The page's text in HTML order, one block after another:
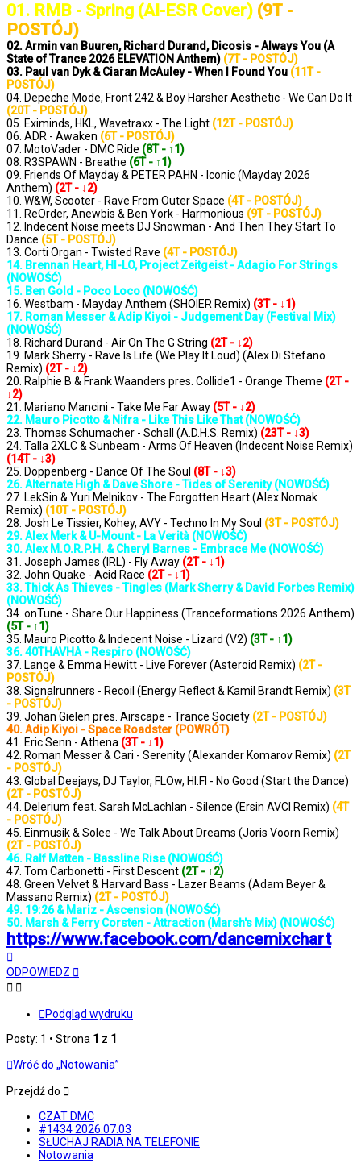
01. RMB - Spring (AI-ESR Cover) (9T -
POSTÓJ)
02. Armin van Buuren, Richard Durand, Dicosis - Always You (A
State of Trance 2026 ELEVATION Anthem) (7T - POSTÓJ)
03. Paul van Dyk & Ciaran McAuley - When I Found You (11T -
POSTÓJ)
04. Depeche Mode, Front 242 & Boy Harsher Aesthetic - We Can Do It
(20T - POSTÓJ)
05. Eximinds, HKL, Wavetraxx - The Light (12T - POSTÓJ)
06. ADR - Awaken (6T - POSTÓJ)
07. MotoVader - DMC Ride (8T - ↑1)
08. R3SPAWN - Breathe (6T - ↑1)
09. Friends Of Mayday & PETER PAHN - Iconic (Mayday 2026
Anthem) (2T - ↓2)
10. W&W, Scooter - Rave From Outer Space (4T - POSTÓJ)
11. ReOrder, Anewbis & Ben York - Harmonious (9T - POSTÓJ)
12. Indecent Noise meets DJ Snowman - And Then They Start To
Dance (5T - POSTÓJ)
13. Corti Organ - Twisted Rave (4T - POSTÓJ)
14. Brennan Heart, HI-LO, Project Zeitgeist - Adagio For Strings
(NOWOŚĆ)
15. Ben Gold - Poco Loco (NOWOŚĆ)
16. Westbam - Mayday Anthem (SHOIER Remix) (3T - ↓1)
17. Roman Messer & Adip Kiyoi - Judgement Day (Festival Mix)
(NOWOŚĆ)
18. Richard Durand - Air On The G String (2T - ↓2)
19. Mark Sherry - Rave Is Life (We Play It Loud) (Alex Di Stefano
Remix) (2T - ↓2)
20. Ralphie B & Frank Waanders pres. Collide1 - Orange Theme (2T -
↓2)
21. Mariano Mancini - Take Me Far Away (5T - ↓2)
22. Mauro Picotto & Nifra - Like This Like That (NOWOŚĆ)
23. Thomas Schumacher - Schall (A.D.H.S. Remix) (23T - ↓3)
24. Talla 2XLC & Sunbeam - Arms Of Heaven (Indecent Noise Remix)
(14T - ↓3)
25. Doppenberg - Dance Of The Soul (8T - ↓3)
26. Alternate High & Dave Shore - Tides of Serenity (NOWOŚĆ)
27. LekSin & Yuri Melnikov - The Forgotten Heart (Alex Nomak
Remix) (10T - POSTÓJ)
28. Josh Le Tissier, Kohey, AVY - Techno In My Soul (3T - POSTÓJ)
29. Alex Merk & U-Mount - La Verità (NOWOŚĆ)
30. Alex M.O.R.P.H. & Cheryl Barnes - Embrace Me (NOWOŚĆ)
31. Joseph James (IRL) - Fly Away (2T - ↓1)
32. John Quake - Acid Race (2T - ↓1)
33. Thick As Thieves - Tingles (Mark Sherry & David Forbes Remix)
(NOWOŚĆ)
34. onTune - Share Our Happiness (Tranceformations 2026 Anthem)
(5T - ↑1)
35. Mauro Picotto & Indecent Noise - Lizard (V2) (3T - ↑1)
36. 40THAVHA - Respiro (NOWOŚĆ)
37. Lange & Emma Hewitt - Live Forever (Asteroid Remix) (2T -
POSTÓJ)
38. Signalrunners - Recoil (Energy Reflect & Kamil Brandt Remix) (3T
- POSTÓJ)
39. Johan Gielen pres. Airscape - Trance Society (2T - POSTÓJ)
40. Adip Kiyoi - Space Roadster (POWRÓT)
41. Eric Senn - Athena (3T - ↓1)
42. Roman Messer & Cari - Serenity (Alexander Komarov Remix) (2T
- POSTÓJ)
43. Global Deejays, DJ Taylor, FLOw, HI:FI - No Good (Start the Dance)
(2T - POSTÓJ)
44. Delerium feat. Sarah McLachlan - Silence (Ersin AVCI Remix) (4T
- POSTÓJ)
45. Einmusik & Solee - We Talk About Dreams (Joris Voorn Remix)
(2T - POSTÓJ)
46. Ralf Matten - Bassline Rise (NOWOŚĆ)
47. Tom Carbonetti - First Descent (2T - ↑2)
48. Green Velvet & Harvard Bass - Lazer Beams (Adam Beyer &
Massano Remix) (2T - POSTÓJ)
49. 19:26 & Mariz - Ascension (NOWOŚĆ)
50. Marsh & Ferry Corsten - Attraction (Marsh's Mix) (NOWOŚĆ)
https://www.facebook.com/dancemixchart
górę
ODPOWIEDZ
Podgląd wydruku
Posty: 1 • Strona 1 z 1
Wróć do „Notowania”
Przejdź do
CZAT DMC
#1434 2026.07.03
SŁUCHAJ RADIA NA TELEFONIE
Notowania